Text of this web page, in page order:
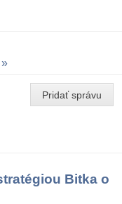
Pridať správu
Bitka o